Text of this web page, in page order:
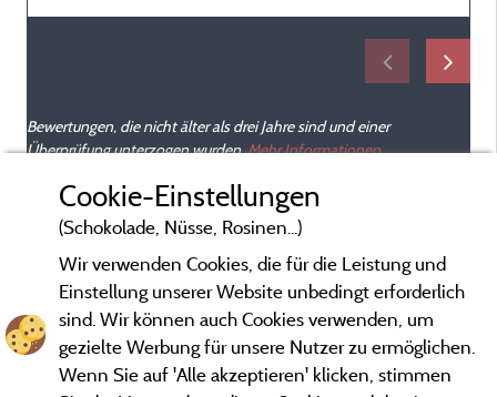
Bewertungen, die nicht älter als drei Jahre sind und einer
Überprüfung unterzogen wurden.Mehr Informationen
Cookie-Einstellungen
(Schokolade, Nüsse, Rosinen...)
Wir verwenden Cookies, die für die Leistung und
Einstellung unserer Website unbedingt erforderlich
sind. Wir können auch Cookies verwenden, um
gezielte Werbung für unsere Nutzer zu ermöglichen.
Wenn Sie auf 'Alle akzeptieren' klicken, stimmen